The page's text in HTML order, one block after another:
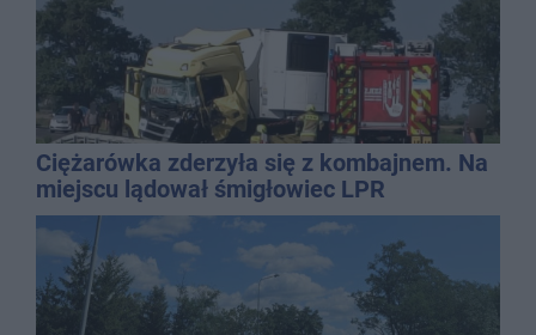
Ciężarówka zderzyła się z kombajnem. Na
miejscu lądował śmigłowiec LPR